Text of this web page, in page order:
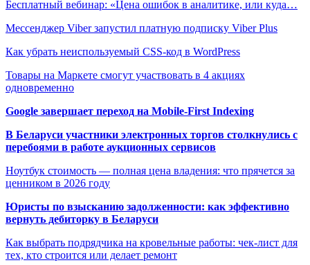
Бесплатный вебинар: «Цена ошибок в аналитике, или куда…
Мессенджер Viber запустил платную подписку Viber Plus
Как убрать неиспользуемый CSS-код в WordPress
Товары на Маркете смогут участвовать в 4 акциях
одновременно
Google завершает переход на Mobile-First Indexing
В Беларуси участники электронных торгов столкнулись с
перебоями в работе аукционных сервисов
Ноутбук стоимость — полная цена владения: что прячется за
ценником в 2026 году
Юристы по взысканию задолженности: как эффективно
вернуть дебиторку в Беларуси
Как выбрать подрядчика на кровельные работы: чек-лист для
тех, кто строится или делает ремонт